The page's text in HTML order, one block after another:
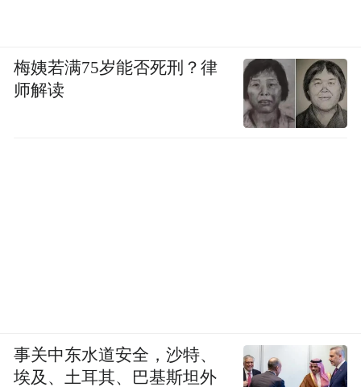
Notice: The content above (including the videos,
pictures and audios if any) is uploaded and posted
by the user of Dafeng Hao, which is a social media
platform and merely provides information storage
梅姨若满75岁能否死刑？律
师解读
事关中东水道安全，沙特、
埃及、土耳其、巴基斯坦外